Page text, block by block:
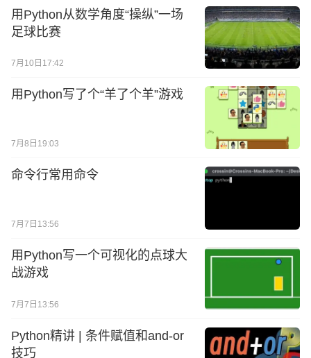
用Python从数学角度“操纵”一场
足球比赛
7月10日17:42
用Python写了个“羊了个羊”游戏
7月8日19:03
命令行常用命令
7月7日13:56
用Python写一个可视化的点球大
战游戏
7月7日13:56
Python精讲 | 条件赋值和and-or
技巧